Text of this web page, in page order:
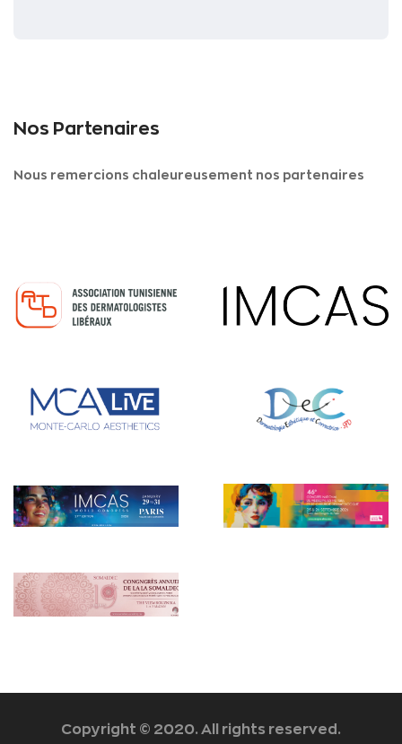
Nos Partenaires
Nous remercions chaleureusement nos partenaires
Copyright © 2020. All rights reserved.